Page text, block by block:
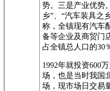
势。三是产业优势
乡”、“汽车装具之
称，全镇现有汽车
备等企业及商贸门
占全镇总人口的30
1992年就投资600
场，也是当时我国
场，现市场日交易